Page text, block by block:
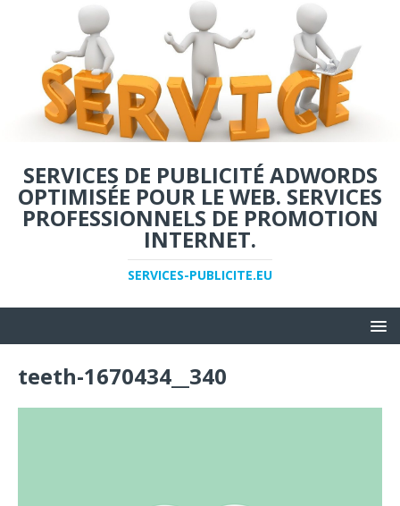
SERVICES DE PUBLICITÉ ADWORDS
OPTIMISÉE POUR LE WEB. SERVICES
PROFESSIONNELS DE PROMOTION
INTERNET.
SERVICES-PUBLICITE.EU
teeth-1670434__340